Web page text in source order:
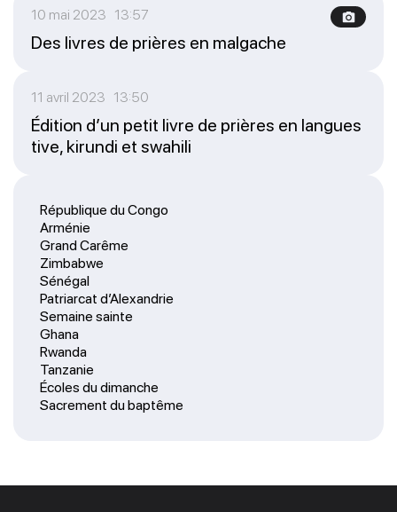
République du Congo
Arménie
Grand Carême
Zimbabwe
Sénégal
Patriarcat d’Alexandrie
Semaine sainte
Ghana
Rwanda
Tanzanie
Écoles du dimanche
Sacrement du baptême
10 mai 2023 13:57
Des livres de prières en malgache
11 avril 2023 13:50
Édition d’un petit livre de prières en langues
tive, kirundi et swahili